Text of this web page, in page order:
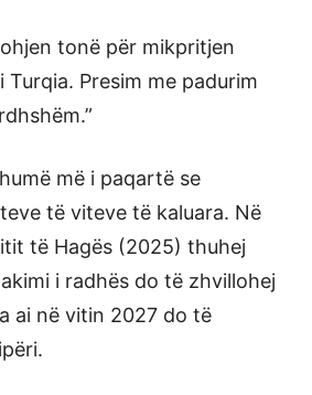
tonë për mikpritjen
Turqia. Presim me padurim
më i paqartë se
të viteve të kaluara. Në
të Hagës (2025) thuhej
i radhës do të zhvillohej
ai në vitin 2027 do të